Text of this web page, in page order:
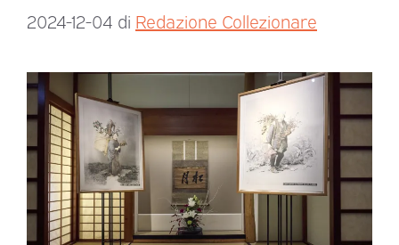
2024-12-04 di Redazione Collezionare